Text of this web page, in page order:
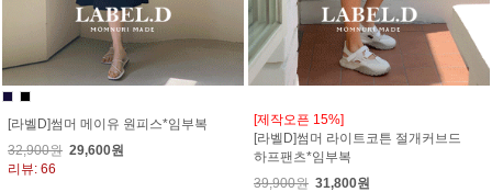
[라벨D]썸머 메이유 원피스*임부복
32,900원 29,600원
리뷰: 66
[제작오픈 15%]
[라벨D]썸머 라이트코튼 절개커브드
하프팬츠*임부복
39,900원 31,800원